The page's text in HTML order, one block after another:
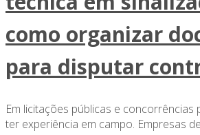
como organizar
para disputar
Em licitações públicas e concorrências
ter experiência em campo. Empresas